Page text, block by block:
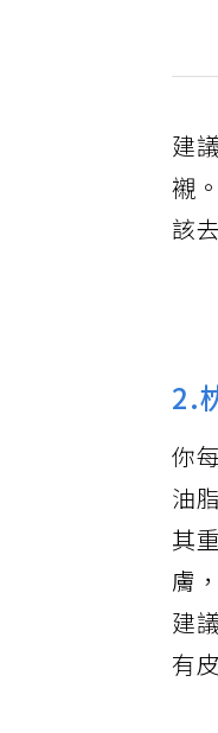
建
襯
該
2.
你
油
其
膚
建
有